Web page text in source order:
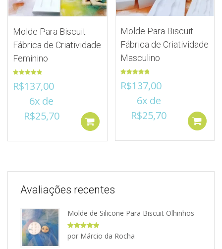
Molde Para Biscuit
Fábrica de Criatividade
Feminino
5.00de 5
R$137,00
6x de
R$25,70 Adicionar ao Carrinho
Molde Para Biscuit
Fábrica de Criatividade
Masculino
5.00de 5
R$137,00
6x de
R$25,70
Avaliações recentes
Molde de Silicone Para Biscuit Olhinhos
Avaliação
de 5
por Márcio da Rocha